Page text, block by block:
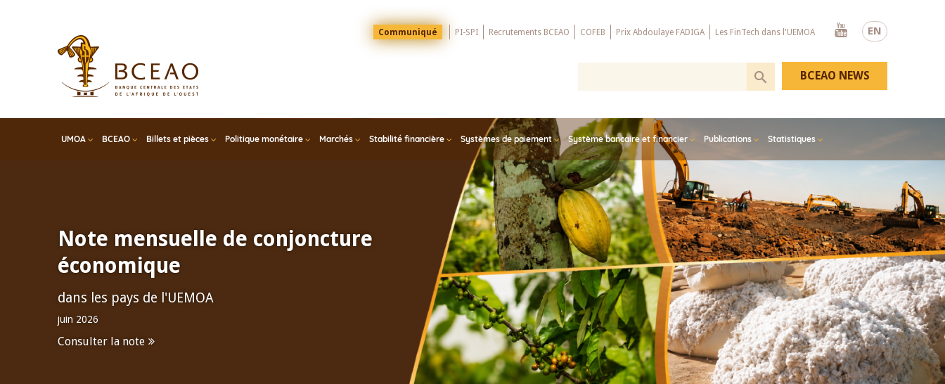
EN
Menu
Top
Communiqué PI-SPI Recrutements BCEAO COFEB Prix Abdoulaye FADIGA Les FinTech dans l'UEMOA
Youtube
UMOA BCEAO Billets et pièces Politique monétaire Marchés Stabilité financière Systèmes de paiement Système bancaire et financier Publications Statistiques
BCEAO NEWS
Note mensuelle de conjoncture
économique
dans les pays de l'UEMOA
juin 2026
Consulter la note